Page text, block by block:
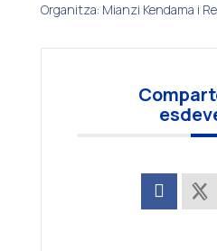
Organitza: Mianzi Kendama i